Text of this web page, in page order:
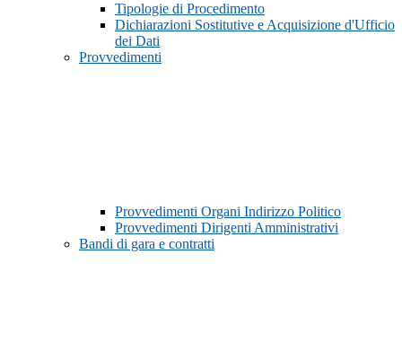
Tipologie di Procedimento
Dichiarazioni Sostitutive e Acquisizione d'Ufficio
dei Dati
Provvedimenti
Provvedimenti Organi Indirizzo Politico
Provvedimenti Dirigenti Amministrativi
Bandi di gara e contratti